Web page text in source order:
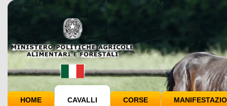
HOME CAVALLI CORSE